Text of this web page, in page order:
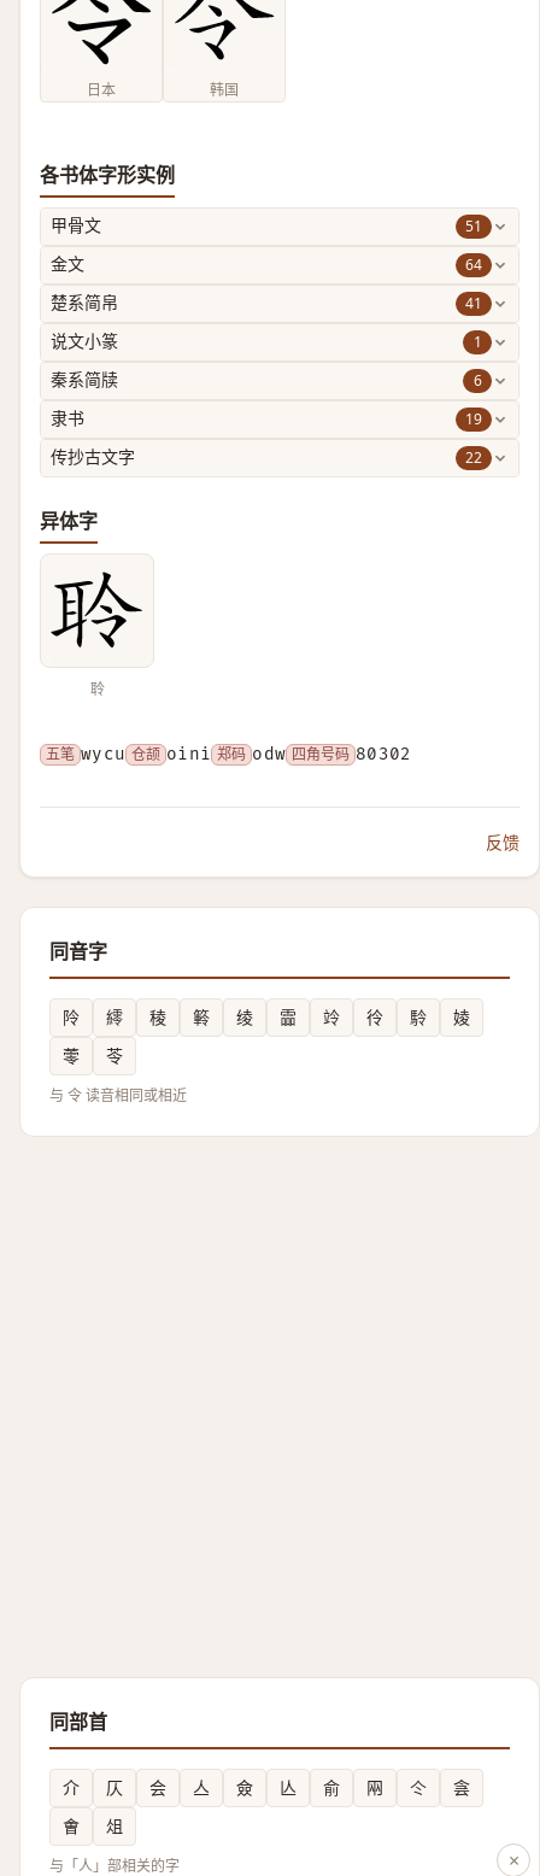
日本 韩国
各书体字形实例
甲骨文 51
金文 64
楚系简帛 41
说文小篆 1
秦系简牍 6
隶书 19
传抄古文字 22
异体字
聆
五笔 wycu 仓颉 oini 郑码 odw 四角号码 80302
反馈
同音字
阾 䌢 稜 䉖 绫 霝 竛 彾 駖
婈
蕶
苓
与 令 读音相同或相近
同部首
介 仄 会 亼 僉 亾 俞 㒳 仒
侌
㑹
俎
与「人」部相关的字 ×